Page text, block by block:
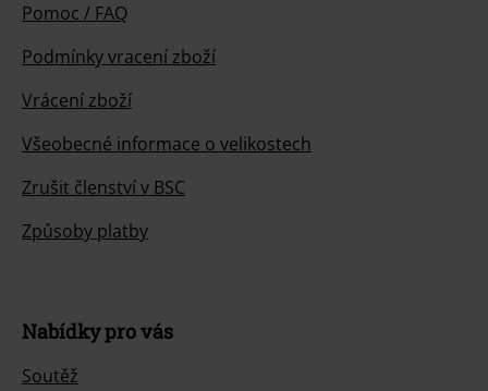
Pomoc / FAQ
Podmínky vracení zboží
Vrácení zboží
Všeobecné informace o velikostech
Zrušit členství v BSC
Způsoby platby
Nabídky pro vás
Soutěž